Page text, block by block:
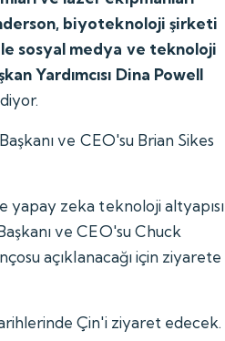
biyoteknoloji şirketi
sosyal medya ve teknoloji
Yardımcısı Dina Powell
ve CEO'su Brian Sikes
zeka teknoloji altyapısı
ve CEO'su Chuck
açıklanacağı için ziyarete
Çin'i ziyaret edecek.